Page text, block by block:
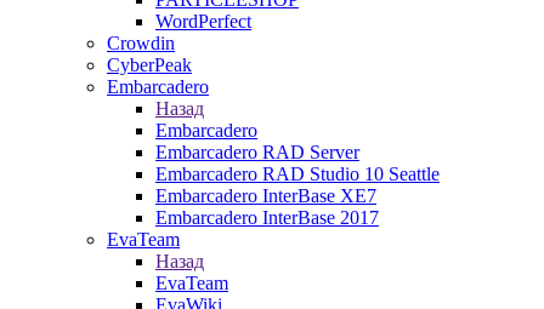
WordPerfect
Crowdin
CyberPeak
Embarcadero
Назад
Embarcadero
Embarcadero RAD Server
Embarcadero RAD Studio 10 Seattle
Embarcadero InterBase XE7
Embarcadero InterBase 2017
EvaTeam
Назад
EvaTeam
EvaWiki